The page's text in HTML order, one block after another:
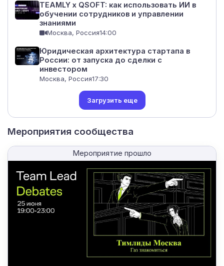
TEAMLY x QSOFT: как использовать ИИ в
обучении сотрудников и управлении
знаниями
Москва, Россия14:00
Юридическая архитектура стартапа в
России: от запуска до сделки с
инвестором
Москва, Россия17:30
Загрузить еще
Мероприятия сообщества
Мероприятие прошло